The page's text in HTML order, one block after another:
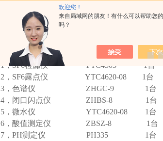
欢迎您！
来自局域网的朋友！有什么可以帮助您的
吗？
22，高压电缆故障探测仪
23，高压电缆外护套故障探
24，电缆识别仪
三、油、气试验仪器：
1，SF6检漏仪 YTC4503 1
2，SF6露点仪 YTC4620-08 1台
3，色谱仪 ZHGC-9 1台 油浸
4，闭口闪点仪 ZHBS-8 1台 油浸
5，微水仪 YTC4620-08 1台
6，酸值测定仪 ZBSZ-8 1台 油浸
7，PH测定仪 PH335 1台 油浸